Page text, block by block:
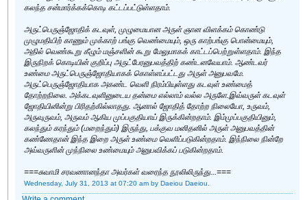
கலந்த சன்மார்க்கக்கொடி கட்டப்பட்டுள்ளதாம்.
அருட்பெருஞ்ஜோதிக் கடவுள், முழுமையான அருள் ஞான விளக்கம் கொண்டு
முழுமதியிற் காணும் முக்காற் பங்கு வெண்மையும், ஒரு காற்பங்கு பொன்மையும்,
அதில் வெண்கூறு கீழும் மஞ்சளின் கூறு மேலுமாகக் காட்டப்பெற்றுள்ளதாம். இந்த
இருநிறக் கொடியின் குறிப்பு அருட்பேரனுபவத்திற் கண்டனவேயாம். ஆண்டவர்
உண்மை அருட்பெருஞ்ஜோதியாகக் கொள்ளப்பட்டது அருள் அனுபவமே.
அருட்பெருஞ்ஜோதியாக அகண்ட வெளி நிரம்பியுள்ளது கடவுள் உண்மைத்
தோற்றநிலை. அக்கடவுளினுடைய தன்மை எல்லாம் வல்ல அருளே.இவ்வருள் கடவுள்
ஜோதியினின்று பிரிதற்கில்லாதது. ஆனால் ஜோதித் தோற்ற நிலையோ, உருவம்,
அருவுருவம், அருவம் ஆகிய முப்பகுதியாய் இருக்கின்றதாம். இம்முப்பகுதியினும்,
கலந்தும் கரந்தும் (மறைந்தும்) இருந்து, பக்குவ மனிதனில் அருள் அனுபவத்தின்
கண்ணேதான் இந்த இறை அருள் உண்மை வெளிப்படுகின்றதாம். இந்நிலை நின்றே
அவ்வருளின் முந்நிலை உண்மையும் அனுபவிக்கப் படுகின்றதாம்.
===சுவாமி சரவணானந்தா அவர்கள் வரைந்த நூலிலிருந்து...===
Wednesday, July 31, 2013 at 07:20 am by Daeiou Daeiou.